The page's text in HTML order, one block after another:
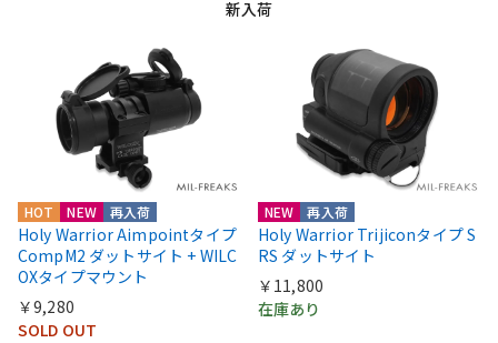
新入荷
HOT NEW 再入荷
Holy Warrior Aimpointタイプ
CompM2 ダットサイト + WILC
OXタイプマウント
￥9,280
SOLD OUT
NEW 再入荷
Holy Warrior Trijiconタイプ S
RS ダットサイト
￥11,800
在庫あり